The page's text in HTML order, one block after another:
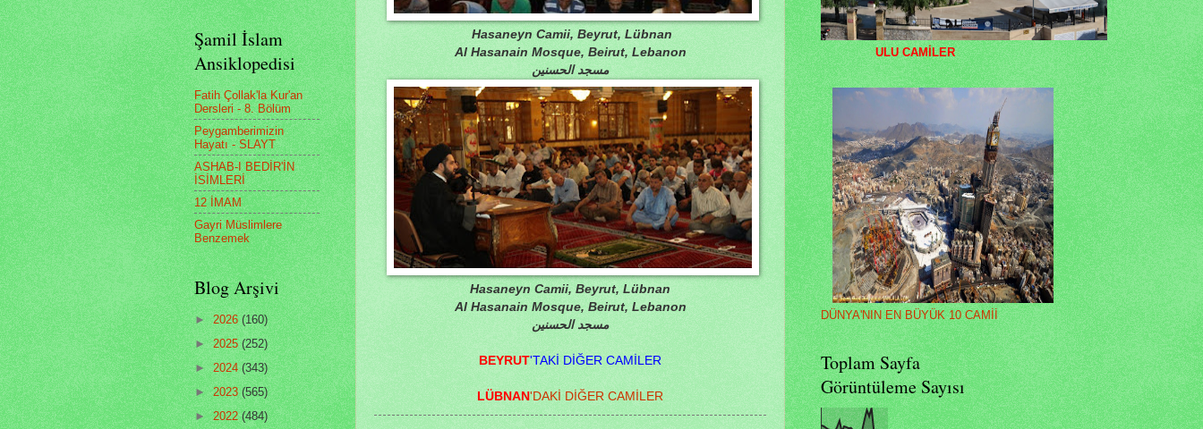
Hasaneyn Camii, Beyrut, Lübnan
Al Hasanain Mosque, Beirut, Lebanon
مسجد الحسنين
Hasaneyn Camii, Beyrut, Lübnan
Al Hasanain Mosque, Beirut, Lebanon
مسجد الحسنين
BEYRUT'TAKİ DİĞER CAMİLER
LÜBNAN'DAKİ DİĞER CAMİLER
Şamil İslam
Ansiklopedisi
Fatih Çollak'la Kur'an
Dersleri - 8. Bölüm
Peygamberimizin
Hayatı - SLAYT
ASHAB-I BEDİR'İN
İSİMLERİ
12 İMAM
Gayri Müslimlere
Benzemek
Blog Arşivi
►2026 (160)
► 2025(252)
►2024 (343)
►2023(565)
►2022(484)
ULU CAMİLER
DÜNYA'NIN EN BÜYÜK 10 CAMİİ
Toplam Sayfa
Görüntüleme Sayısı